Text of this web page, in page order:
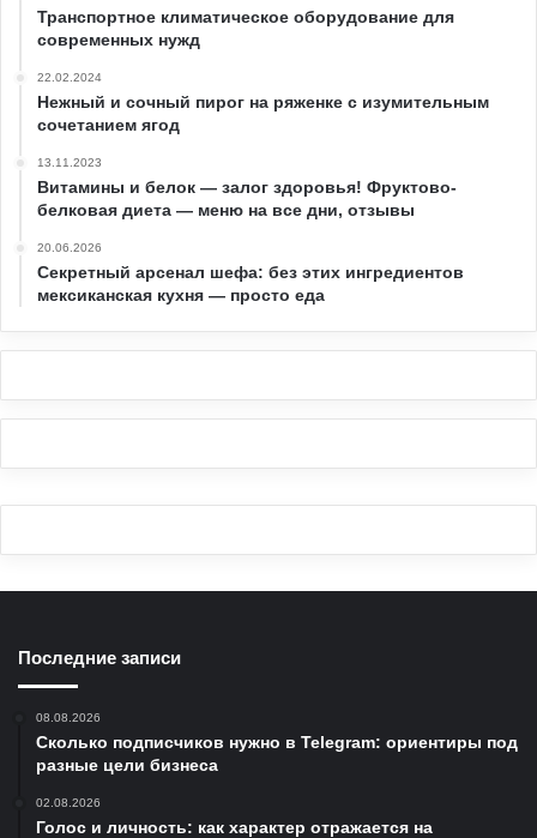
Транспортное климатическое оборудование для
современных нужд
22.02.2024
Нежный и сочный пирог на ряженке с изумительным
сочетанием ягод
13.11.2023
Витамины и белок — залог здоровья! Фруктово-
белковая диета — меню на все дни, отзывы
20.06.2026
Секретный арсенал шефа: без этих ингредиентов
мексиканская кухня — просто еда
Последние записи
08.08.2026
Сколько подписчиков нужно в Telegram: ориентиры под
разные цели бизнеса
02.08.2026
Голос и личность: как характер отражается на